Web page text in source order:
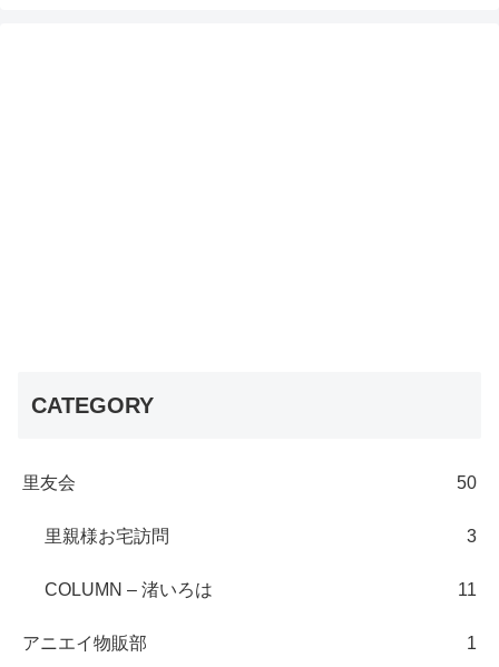
CATEGORY
里友会 50
里親様お宅訪問 3
COLUMN – 渚いろは 11
アニエイ物販部 1